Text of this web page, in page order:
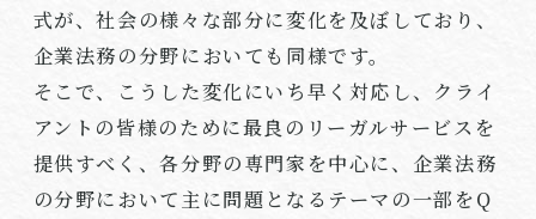
式が、社会の様々な部分に変化を及ぼしており、
企業法務の分野においても同様です。
そこで、こうした変化にいち早く対応し、クライ
アントの皆様のために最良のリーガルサービスを
提供すべく、各分野の専門家を中心に、企業法務
の分野において主に問題となるテーマの一部をQ